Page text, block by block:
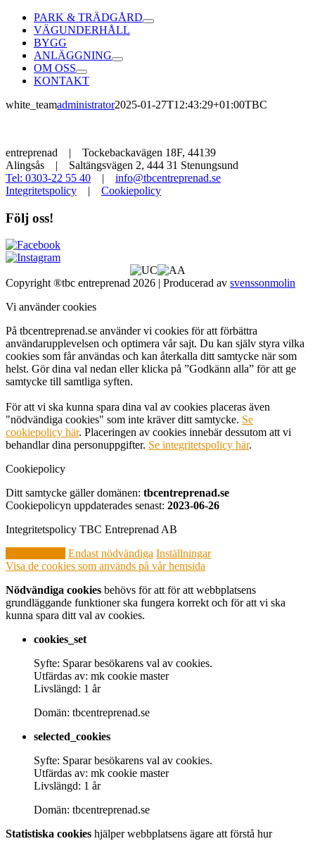
PARK & TRÄDGÅRD
VÄGUNDERHÅLL
BYGG
ANLÄGGNING
OM OSS
KONTAKT
white_teamadministrator2025-01-27T12:43:29+01:00TBC
entreprenad | Tockebackavägen 18F, 44139
Alingsås | Saltängsvägen 2, 444 31 Stenungsund
Tel: 0303-22 55 40 | info@tbcentreprenad.se
Integritetspolicy | Cookiepolicy
Följ oss!
Copyright ®tbc entreprenad 2026 | Producerad av svenssonmolin
Vi använder cookies
På tbcentreprenad.se använder vi cookies för att förbättra
användarupplevelsen och optimera vår sajt. Du kan själv styra vilka
cookies som får användas och kan återkalla ditt samtycke när som
helst. Gör dina val nedan eller klicka på ”Godkänn alla” för att ge
samtycke till samtliga syften.
För att vi ska kunna spara dina val av cookies placeras även
"nödvändiga cookies" som inte kräver ditt samtycke. Se
cookiepolicy här. Placeringen av cookies innebär dessutom att vi
behandlar dina personuppgifter. Se integritetspolicy här.
Cookiepolicy
Ditt samtycke gäller domänen: tbcentreprenad.se
Cookiepolicyn uppdaterades senast: 2023-06-26
Integritetspolicy TBC Entreprenad AB
Endast nödvändiga Inställningar
Visa de cookies som används på vår hemsida
Nödvändiga cookies behövs för att för att webbplatsens
grundläggande funktioner ska fungera korrekt och för att vi ska
kunna spara ditt val av cookies.
cookies_set
Syfte: Sparar besökarens val av cookies.
Utfärdas av: mk cookie master
Livslängd: 1 år
Domän: tbcentreprenad.se
selected_cookies
Syfte: Sparar besökarens val av cookies.
Utfärdas av: mk cookie master
Livslängd: 1 år
Domän: tbcentreprenad.se
Statistiska cookies hjälper webbplatsens ägare att förstå hur